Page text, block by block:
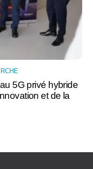
5G privé hybride
et de la